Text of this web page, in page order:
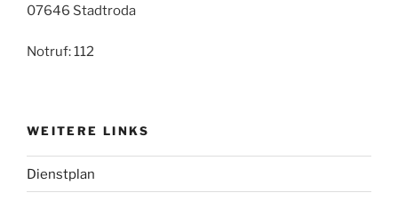
07646 Stadtroda
Notruf: 112
WEITERE LINKS
Dienstplan